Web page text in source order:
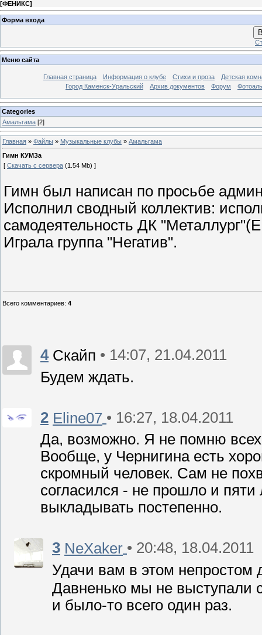
[ФЕНИКС]
Форма входа
Меню сайта
Главная страница Информация о клубе Стихи и проза
Детская
Город Каменск-Уральский
Архив документов Форум
Categories
Амальгама [2]
Главная » Файлы » Музыкальные клубы » Амальгама
Гимн КУМЗа
[ Скачать с сервера (1.54 Mb) ]
Гимн был написан по просьбе
Исполнил сводный коллектив:
самодеятельность ДК
Играла группа "Негатив".
Всего комментариев: 4
4 Скайп • 14:07, 21.04.2011
Будем ждать.
2 Eline07 • 16:27, 18.04.2011
Да, возможно. Я не помню
Вообще, у Чернигина есть
скромный человек. Сам не
согласился - не прошло и
выкладывать постепенно.
3 NeXaker • 20:48, 18.04.2011
Удачи вам в этом непростом
Давненько мы не выступали
и было-то всего один раз.